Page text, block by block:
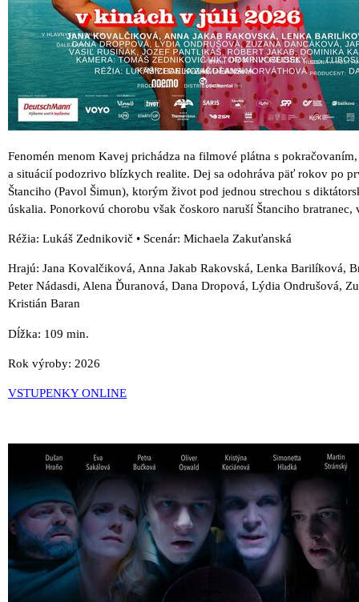
Fenomén menom Kavej prichádza na filmové plátna s
a situácií podozrivo blízkych realite. Dej sa odohráva päť rokov po
Štanciho (Pavol Šimun), ktorým život pod jednou strechou s
úskalia. Ponorkovú chorobu však čoskoro naruší Štanciho
Réžia: Lukáš Zednikovič • Scenár: Michaela Zakuťanská
Hrajú: Jana Kovalčiková, Anna Jakab Rakovská, Lenka Barilíková,
Peter Nádasdi, Alena Ďuranová, Dana Dropová, Lýdia Ondrušová,
Kristián Baran
Dĺžka: 109 min.
Rok výroby: 2026
VSTUPENKY ONLINE